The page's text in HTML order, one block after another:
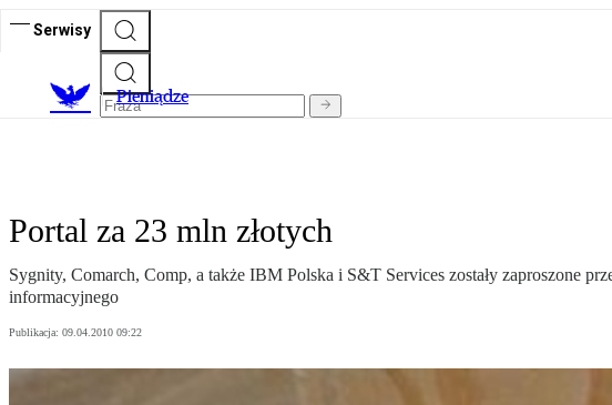
Serwisy
Pieniądze
Portal za 23 mln złotych
Sygnity, Comarch, Comp, a także IBM Polska i S&T Services zostały zaproszone
informacyjnego
Publikacja: 09.04.2010 09:22